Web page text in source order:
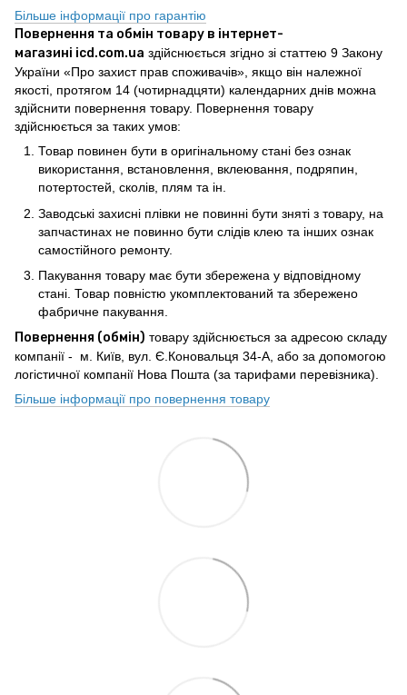
Більше інформації про гарантію
Повернення та обмін товару в інтернет-
магазині icd.com.ua здійснюється згідно зі статтею 9 Закону
України «Про захист прав споживачів», якщо він належної
якості, протягом 14 (чотирнадцяти) календарних днів можна
здійснити повернення товару. Повернення товару
здійснюється за таких умов:
Товар повинен бути в оригінальному стані без ознак
використання, встановлення, вклеювання, подряпин,
потертостей, сколів, плям та ін.
Заводські захисні плівки не повинні бути зняті з товару, на
запчастинах не повинно бути слідів клею та інших ознак
самостійного ремонту.
Пакування товару має бути збережена у відповідному
стані. Товар повністю укомплектований та збережено
фабричне пакування.
Повернення (обмін) товару здійснюється за адресою складу
компанії - м. Київ, вул. Є.Коновальця 34-А, або за допомогою
логістичної компанії Нова Пошта (за тарифами перевізника).
Більше інформації про повернення товару